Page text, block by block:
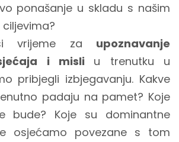
ponašanje u skladu s našim
vrijeme za upoznavanje
i misli u trenutku u
pribjegli izbjegavanju. Kakve
padaju na pamet? Koje
bude? Koje su dominantne
osjećamo povezane s tom